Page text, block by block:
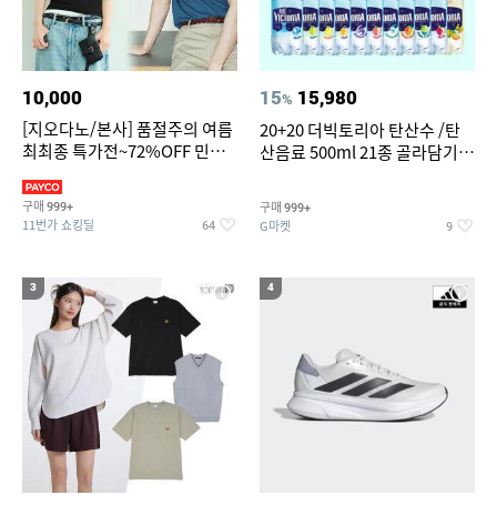
10,000
[지오다노/본사] 품절주의 여름
최최종 특가전~72%OFF 민소
구매 999+
11번가 쇼킹딜 64
15% 15,980
20+20 더빅토리아 탄산수 /탄
산음료 500ml 21종 골라담기
구매 999+
G마켓 9
3 4